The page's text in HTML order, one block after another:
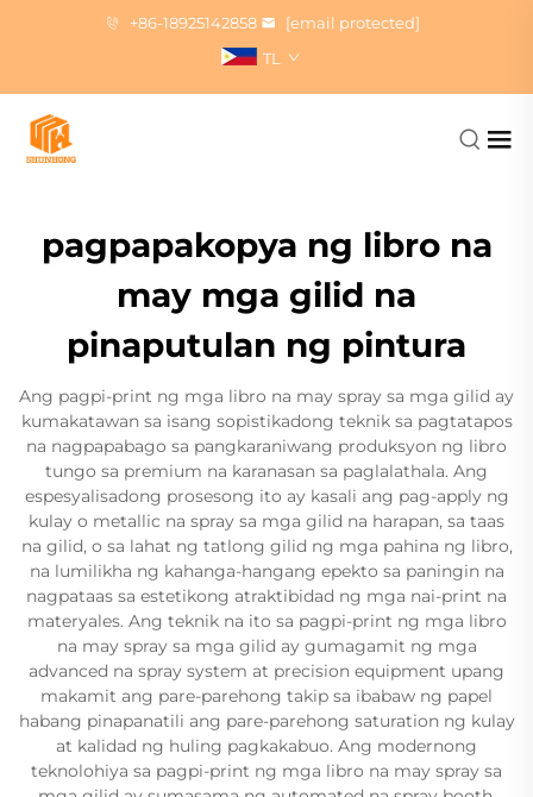
+86-18925142858
[email protected]
TL
pagpapakopya ng libro na
may mga gilid na
pinaputulan ng pintura
Ang pagpi-print ng mga libro na may spray sa mga gilid ay
kumakatawan sa isang sopistikadong teknik sa pagtatapos
na nagpapabago sa pangkaraniwang produksyon ng libro
tungo sa premium na karanasan sa paglalathala. Ang
espesyalisadong prosesong ito ay kasali ang pag-apply ng
kulay o metallic na spray sa mga gilid na harapan, sa taas
na gilid, o sa lahat ng tatlong gilid ng mga pahina ng libro,
na lumilikha ng kahanga-hangang epekto sa paningin na
nagpataas sa estetikong atraktibidad ng mga nai-print na
materyales. Ang teknik na ito sa pagpi-print ng mga libro
na may spray sa mga gilid ay gumagamit ng mga
advanced na spray system at precision equipment upang
makamit ang pare-parehong takip sa ibabaw ng papel
habang pinapanatili ang pare-parehong saturation ng kulay
at kalidad ng huling pagkakabuo. Ang modernong
teknolohiya sa pagpi-print ng mga libro na may spray sa